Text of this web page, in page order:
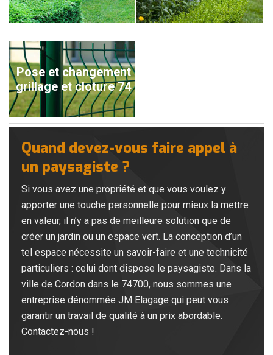
Pose et changement
grillage et cloture 74
Quand devez-vous faire appel à
un paysagiste ?
Si vous avez une propriété et que vous voulez y
apporter une touche personnelle pour mieux la mettre
en valeur, il n’y a pas de meilleure solution que de
créer un jardin ou un espace vert. La conception d’un
tel espace nécessite un savoir-faire et une technicité
particuliers : celui dont dispose le paysagiste. Dans la
ville de Cordon dans le 74700, nous sommes une
entreprise dénommée JM Elagage qui peut vous
garantir un travail de qualité à un prix abordable.
Contactez-nous !